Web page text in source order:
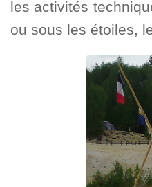
les activités
ou sous les étoiles,